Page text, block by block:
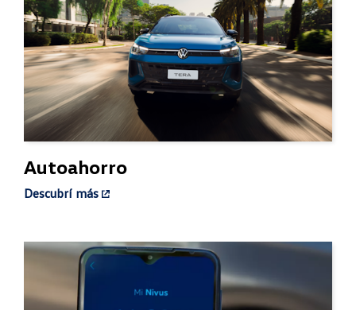
Autoahorro
Descubrí más